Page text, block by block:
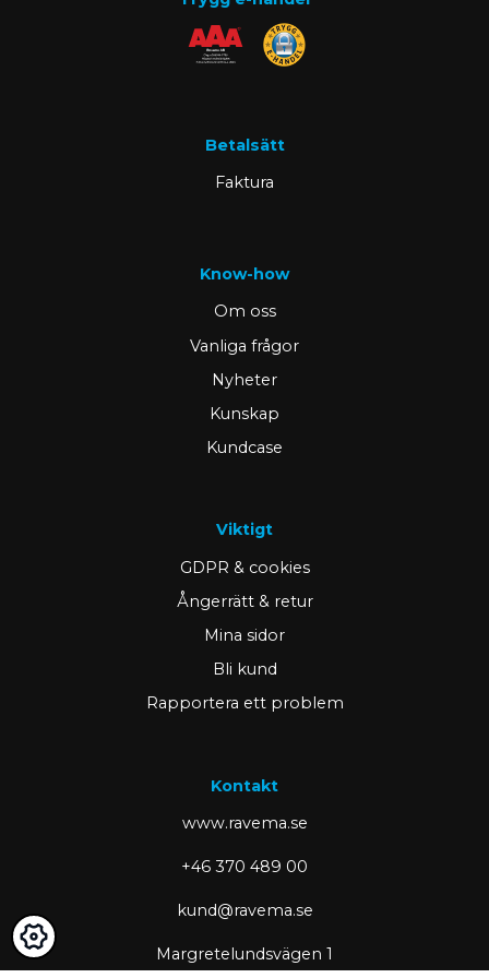
Betalsätt
Faktura
Know-how
Om oss
Vanliga frågor
Nyheter
Kunskap
Kundcase
Viktigt
GDPR & cookies
Ångerrätt & retur
Mina sidor
Bli kund
Rapportera ett problem
Kontakt
www.ravema.se
+46 370 489 00
kund@ravema.se
Margretelundsvägen 1